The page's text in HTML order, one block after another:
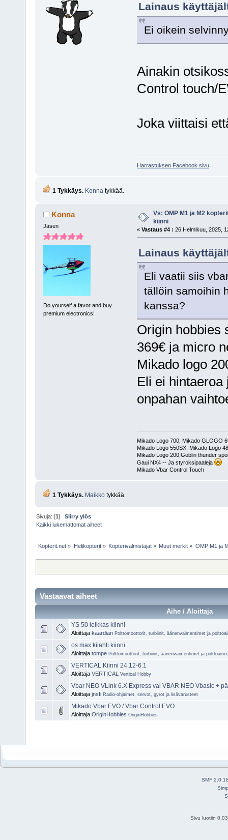
Lainaus
Ei oikein
Ainakin
Control touch/
Joka viittaisi
Harrastuksen Facebook sivu
1 Tykkäys. Konna tykkää.
Konna
Jäsen
Do yourself a favor and buy
premium electronics!
Vs: OMP M1 ja M2
kiinni
« Vastaus #4 : 26 Helmikuu, 2025,
Lainaus
Eli vaatii siis
tällöin samoihin
kanssa?
Origin hobbies
369€ ja micro
Mikado logo
Eli ei
onpahan
Mikado Logo 700, Mikado GLOGO
Mikado Logo 550SX, Mikado Logo
Mikado Logo 200,Goblin thunder
Gaui NX4 -- Ja styroksipaaleja
Mikado Vbar Control Touch
1 Tykkäys. Maikkotykkää.
Sivuja: [1]Siirry ylös
Kaikki lukemattomat aiheet
Kopterit.net » Helikopterit» Kopterivalmistajat» Muut merkit » OMP M1 ja
Vastaavat aiheet
Aihe / Aloittaja
YS 50 leikkas kiinni
Aloittaja kaardian Polttomoottorit, turbiinit, äänenvaimentimet ja
os max kilahti kiinni
Aloittaja tompe Polttomoottorit, turbiinit, äänenvaimentimet ja
VERTICAL Kiinni 24.12-6.1
Aloittaja VERTICAL Vertical Hobby
Vbar NEO VLink 6.X Express vai VBAR NEO Vbasic +
Aloittaja jnsfi Radio-ohjaimet, servot, gyrot ja lisävarusteet
Mikado Vbar EVO / Vbar Control EVO
Aloittaja OriginHobbies OriginHobbies
SMF
Sivu luotiin